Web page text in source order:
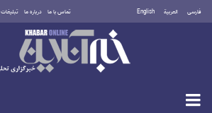
فارسی العربية English تماس با ما درباره ما تبلیغات
شنبه ۱۷ مرداد ۱۴۰۵